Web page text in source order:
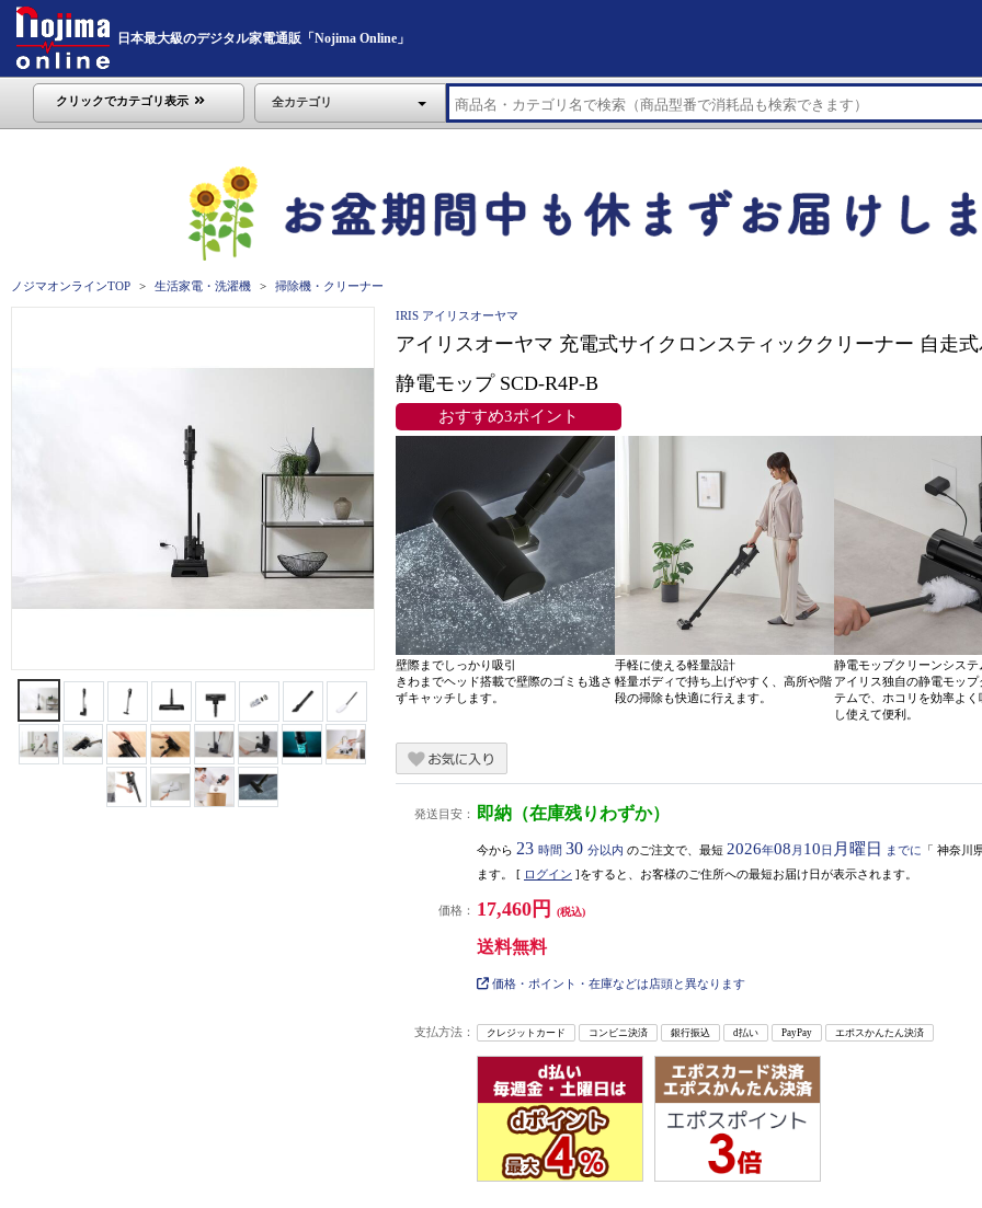
日本最大級のデジタル家電通販「Nojima Online」
クリックでカテゴリ表示 全カテゴリ
ノジマオンラインTOP 生活家電・洗濯機 掃除機・クリーナー
IRIS アイリスオーヤマ
アイリスオーヤマ 充電式サイクロンスティッククリーナー 自走
静電モップ SCD-R4P-B
おすすめ3ポイント
壁際までしっかり吸引
きわまでヘッド搭載で壁際のゴミも逃さ
ずキャッチします。
手軽に使える軽量設計
軽量ボディで持ち上げやすく、高所や階
段の掃除も快適に行えます。
静電モップクリーンシステ
アイリス独自の静電モッ
テムで、ホコリを効率よ
し使えて便利。
発送目安： 即納（在庫残りわずか）
今から 23 時間 30 分以内 のご注文で、最短 2026年08 月 10日 月曜日 までに 「 神奈川
ます。 [ ログイン ]をすると、お客様のご住所への最短お届け日が表示されます。
価格： 17,460円 (税込)
送料無料
価格・ポイント・在庫などは店頭と異なります
支払方法： クレジットカード コンビニ決済 銀行振込 d払い PayPay エポスかんたん決済